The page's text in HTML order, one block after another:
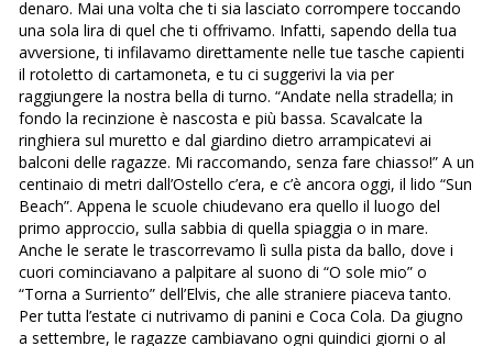
denaro. Mai una volta che ti sia lasciato corrompere toccando
una sola lira di quel che ti offrivamo. Infatti, sapendo della tua
avversione, ti infilavamo direttamente nelle tue tasche capienti
il rotoletto di cartamoneta, e tu ci suggerivi la via per
raggiungere la nostra bella di turno. “Andate nella stradella; in
fondo la recinzione è nascosta e più bassa. Scavalcate la
ringhiera sul muretto e dal giardino dietro arrampicatevi ai
balconi delle ragazze. Mi raccomando, senza fare chiasso!” A un
centinaio di metri dall’Ostello c’era, e c’è ancora oggi, il lido “Sun
Beach”. Appena le scuole chiudevano era quello il luogo del
primo approccio, sulla sabbia di quella spiaggia o in mare.
Anche le serate le trascorrevamo lì sulla pista da ballo, dove i
cuori cominciavano a palpitare al suono di “O sole mio” o
“Torna a Surriento” dell’Elvis, che alle straniere piaceva tanto.
Per tutta l’estate ci nutrivamo di panini e Coca Cola. Da giugno
a settembre, le ragazze cambiavano ogni quindici giorni o al